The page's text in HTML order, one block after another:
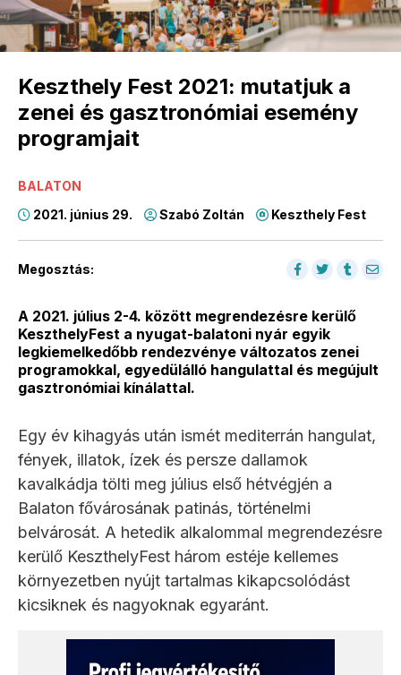
Keszthely Fest 2021: mutatjuk a
zenei és gasztronómiai esemény
programjait
BALATON
2021. június 29.
Szabó Zoltán Keszthely Fest
Megosztás:
A 2021. július 2-4. között megrendezésre kerülő
KeszthelyFest a nyugat-balatoni nyár egyik
legkiemelkedőbb rendezvénye változatos zenei
programokkal, egyedülálló hangulattal és megújult
gasztronómiai kínálattal.
Egy év kihagyás után ismét mediterrán hangulat,
fények, illatok, ízek és persze dallamok
kavalkádja tölti meg július első hétvégjén a
Balaton fővárosának patinás, történelmi
belvárosát. A hetedik alkalommal megrendezésre
kerülő KeszthelyFest három estéje kellemes
környezetben nyújt tartalmas kikapcsolódást
kicsiknek és nagyoknak egyaránt.